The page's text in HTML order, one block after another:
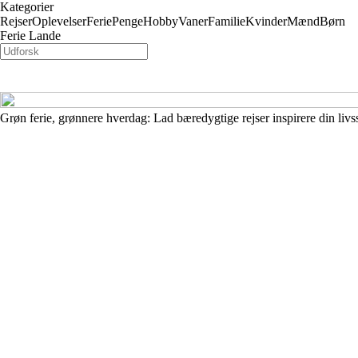
Kategorier
RejserOplevelserFeriePengeHobbyVanerFamilieKvinderMændBørn
Ferie Lande
Grøn ferie, grønnere hverdag: Lad bæredygtige rejser inspirere din